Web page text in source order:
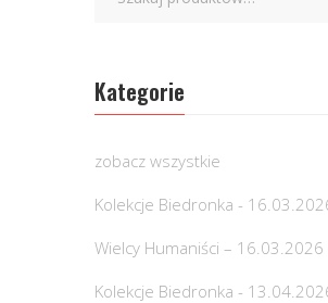
Kategorie
zobacz wszystkie
Kolekcje Biedronka -
Wielcy Humaniści – 16.03.2026
Kolekcje Biedronka -